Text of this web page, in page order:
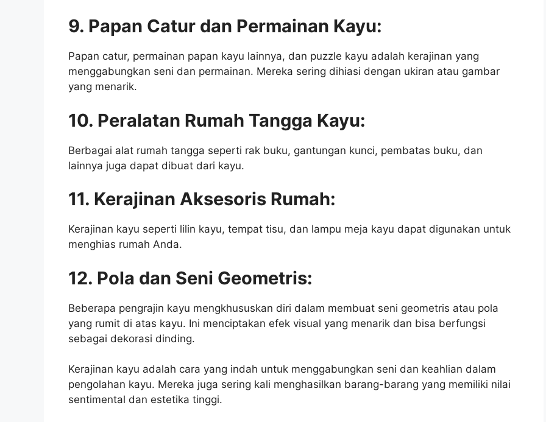
9. Papan Catur dan Permainan Kayu:
Papan catur, permainan papan kayu lainnya, dan puzzle kayu adalah kerajinan yang
menggabungkan seni dan permainan. Mereka sering dihiasi dengan ukiran atau gambar
yang menarik.
10. Peralatan Rumah Tangga Kayu:
Berbagai alat rumah tangga seperti rak buku, gantungan kunci, pembatas buku, dan
lainnya juga dapat dibuat dari kayu.
11. Kerajinan Aksesoris Rumah:
Kerajinan kayu seperti lilin kayu, tempat tisu, dan lampu meja kayu dapat digunakan untuk
menghias rumah Anda.
12. Pola dan Seni Geometris:
Beberapa pengrajin kayu mengkhususkan diri dalam membuat seni geometris atau pola
yang rumit di atas kayu. Ini menciptakan efek visual yang menarik dan bisa berfungsi
sebagai dekorasi dinding.
Kerajinan kayu adalah cara yang indah untuk menggabungkan seni dan keahlian dalam
pengolahan kayu. Mereka juga sering kali menghasilkan barang-barang yang memiliki nilai
sentimental dan estetika tinggi.